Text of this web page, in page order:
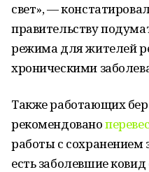
свет», —
правительству
режима для жителей
хроническими
Также работающих
рекомендовано
работы с сохранением
есть заболевшие